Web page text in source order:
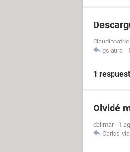
gslaura -
1
Olvidé
delimar - 1
Carlos-